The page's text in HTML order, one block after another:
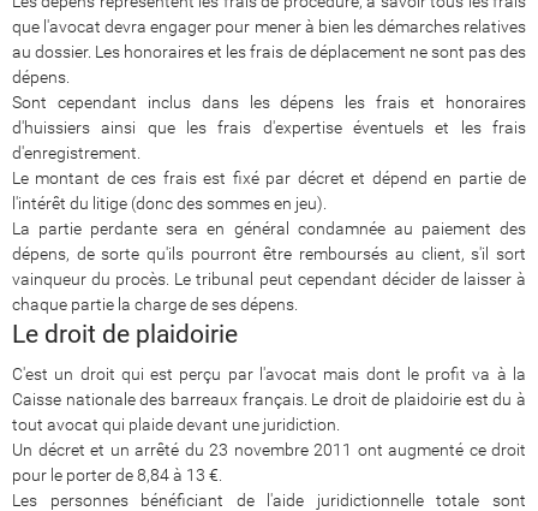
que l'avocat devra engager pour mener à bien les démarches relatives
au dossier. Les honoraires et les frais de déplacement ne sont pas des
dépens.
Sont cependant inclus dans les dépens les frais et honoraires
d'huissiers ainsi que les frais d'expertise éventuels et les frais
d'enregistrement.
Le montant de ces frais est fixé par décret et dépend en partie de
l'intérêt du litige (donc des sommes en jeu).
La partie perdante sera en général condamnée au paiement des
dépens, de sorte qu'ils pourront être remboursés au client, s'il sort
vainqueur du procès. Le tribunal peut cependant décider de laisser à
chaque partie la charge de ses dépens.
Le droit de plaidoirie
C'est un droit qui est perçu par l'avocat mais dont le profit va à la
Caisse nationale des barreaux français. Le droit de plaidoirie est du à
tout avocat qui plaide devant une juridiction.
Un décret et un arrêté du 23 novembre 2011 ont augmenté ce droit
pour le porter de 8,84 à 13 €.
Les personnes bénéficiant de l'aide juridictionnelle totale sont